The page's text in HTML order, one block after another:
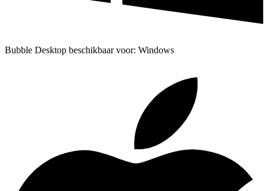
Bubble Desktop beschikbaar voor: Windows